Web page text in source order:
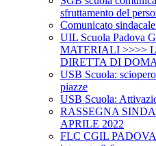
sfruttamento del
Comunicato
UIL Scuola Padova
MATERIALI >>>>
DIRETTA DI
USB Scuola:
piazze
USB Scuola:
RASSEGNA
APRILE 2022
FLC CGIL